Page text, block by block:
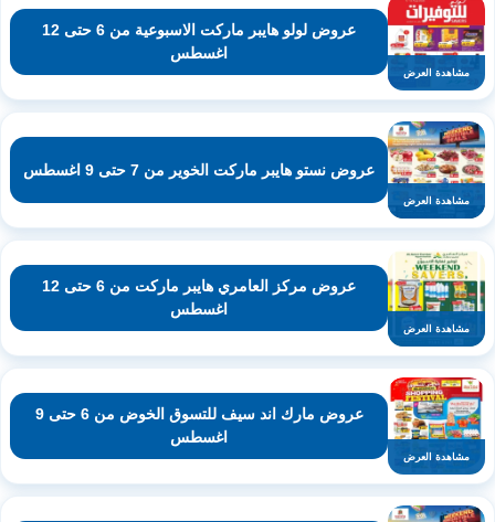
مشاهدة العرض
عروض لولو هايبر ماركت الاسبوعية من 6 حتى 12
اغسطس
مشاهدة العرض
عروض نستو هايبر ماركت الخوير من 7 حتى 9 اغسطس
مشاهدة العرض
عروض مركز العامري هايبر ماركت من 6 حتى 12
اغسطس
مشاهدة العرض
عروض مارك اند سيف للتسوق الخوض من 6 حتى 9
اغسطس